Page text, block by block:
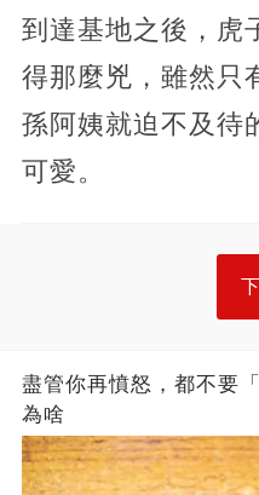
到達基地之後，虎
得那麼兇，雖然只
孫阿姨就迫不及待
可愛。
盡管你再憤怒，都不要
為啥